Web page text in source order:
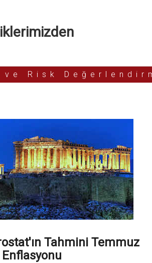
Risk
Tahmini Temmuz
Enflasyonu